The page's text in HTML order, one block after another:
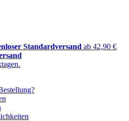
Standardversand ab 42,90 €